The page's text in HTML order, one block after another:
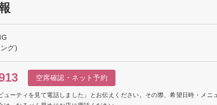
グ)
空席確認・ネット予約
ューティを見て電話しました」とお伝えください。その際、希望日時・メ